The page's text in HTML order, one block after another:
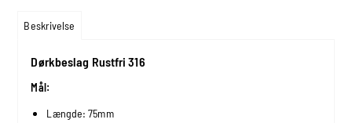
Beskrivelse
Dørkbeslag Rustfri 316
Mål:
Længde: 75mm